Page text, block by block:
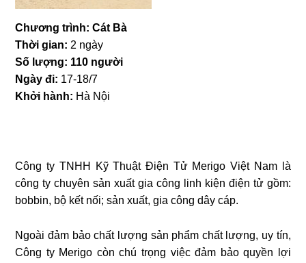
Chương trình: Cát Bà
Thời gian: 2 ngày
Số lượng: 110 người
Ngày đi: 17-18/7
Khởi hành: Hà Nội
Công ty TNHH Kỹ Thuật Điện Tử Merigo Việt Nam là
công ty chuyên sản xuất gia công linh kiện điện tử gồm:
bobbin, bộ kết nối; sản xuất, gia công dây cáp.
Ngoài đảm bảo chất lượng sản phẩm chất lượng, uy tín,
Công ty Merigo còn chú trọng việc đảm bảo quyền lợi